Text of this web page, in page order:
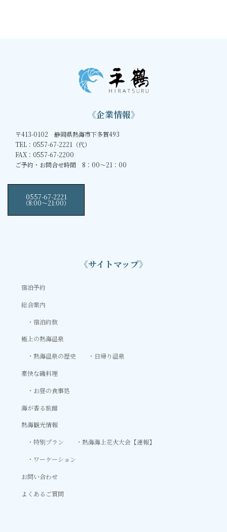
《企業情報》
〒413-0102 静岡県熱海市下多賀493
TEL：0557-67-2221（代）
FAX：0557-67-2200
ご予約・お問合せ時間 8：00～21：00
0557-67-2221
（8:00〜21:00）
《サイトマップ》
宿泊予約
総合案内
宿泊約款
極上の熱海温泉
熱海温泉の歴史
日帰り温泉
豪快な磯料理
お昼の食事処
海が香る旅館
熱海観光情報
特別プラン
熱海海上花火大会【速報】
ワーケーション
お問い合わせ
よくあるご質問